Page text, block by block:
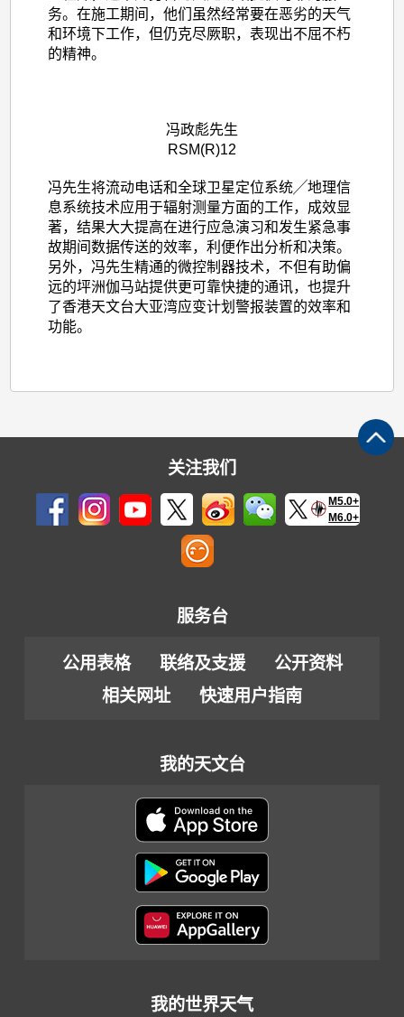
务。在施工期间，他们虽然经常要在恶劣的天气
和环境下工作，但仍克尽厥职，表现出不屈不朽
的精神。
冯政彪先生
RSM(R)12
冯先生将流动电话和全球卫星定位系统╱地理信
息系统技术应用于辐射测量方面的工作，成效显
著，结果大大提高在进行应急演习和发生紧急事
故期间数据传送的效率，利便作出分析和决策。
另外，冯先生精通的微控制器技术，不但有助偏
远的坪洲伽马站提供更可靠快捷的通讯，也提升
了香港天文台大亚湾应变计划警报装置的效率和
功能。
关注我们
M5.0+
M6.0+
服务台
公用表格 联络及支援
公开资料
相关网址
快速用户指南
我的天文台
我的世界天气